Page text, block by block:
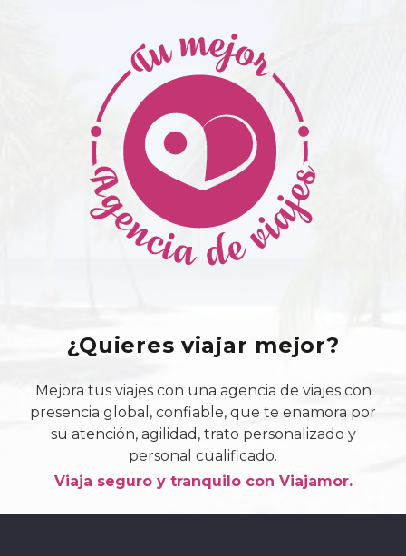
¿Quieres viajar mejor?
Mejora tus viajes con una agencia de viajes con
presencia global, confiable, que te enamora por
su atención, agilidad, trato personalizado y
personal cualificado.
Viaja seguro y tranquilo con Viajamor.